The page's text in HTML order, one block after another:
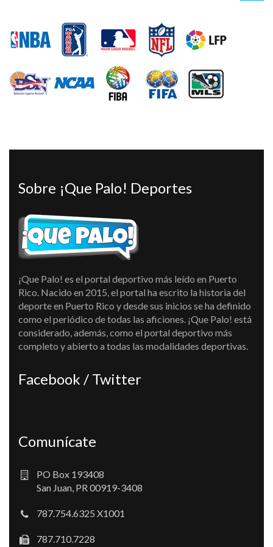
Sobre ¡Que Palo! Deportes
¡Que Palo! es el portal deportivo más leído en Puerto
Rico. Nacido en 2015, el portal ha escrito la historia del
deporte en Puerto Rico y desde sus inicios se ha definido
como el periódico de todas las aficiones. ¡Que Palo! está
considerado, además, como el portal deportivo más
completo y abierto a todas las modalidades deportivas.
Facebook / Twitter
Comunícate
PO Box 193408
San Juan, PR 00919-3408
787.754.6325 X1001
787.710.7228